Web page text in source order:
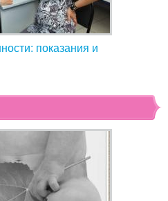
показания и